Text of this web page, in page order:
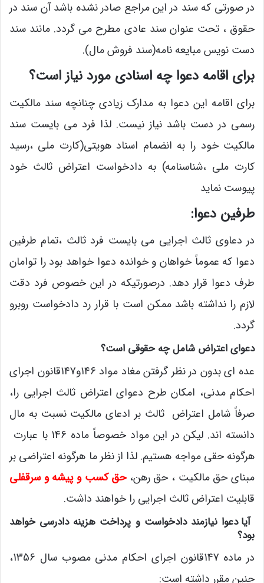
در صورتی که سند در این مراجع صادر نشده باشد آن سند در
حقوق ، تحت عنوان سند عادی مطرح می گردد. مانند سند
دست نویس مبایعه نامه(سند فروش مال).
برای اقامه دعوا چه اسنادی مورد نیاز است؟
برای اقامه این دعوا به مدارک زیادی چنانچه سند مالکیت
رسمی در دست باشد نیاز نیست. لذا فرد می بایست سند
مالکیت خود را به انضمام اسناد هویتی(کارت ملی ،رسید
کارت ملی ،شناسنامه) به دادخواست اعتراض ثالث خود
پیوست نماید
طرفین دعوا:
در دعاوی ثالث اجرایی می بایست فرد ثالث ،تمام طرفین
دعوا که عموماً خواهان و خوانده دعوا خواهد بود را توامان
طرف دعوا قرار دهد. درصورتیکه در این خصوص فرد دقت
لازم را نداشته باشد ممکن است با قرار رد دادخواست روبرو
گردد.
دعوای اعتراض شامل چه حقوقی است؟
عده ای بدون در نظر گرفتن مغاد مواد 146و147قانون اجرای
احکام مدنی، امکان طرح دعوای اعتراض ثالث اجرایی را،
صرفاً شامل اعتراض ثالث بر ادعای مالکیت نسبت به مال
دانسته اند. لیکن در این مواد خصوصاً ماده 146 با عبارت
هرگونه حقی مواجه هستیم. لذا از نظر ما هرگونه اعتراضی بر
مبنای حق مالکیت ، حق رهن،حق کسب و پیشه و سرقفلی
قابلیت اعتراض ثالث اجرایی را خواهند داشت.
آیا دعوا نیازمند دادخواست و پرداخت هزینه دادرسی خواهد
بود؟
در ماده 147قانون اجرای احکام مدنی مصوب سال 1356،
چنین مقرر داشته است: